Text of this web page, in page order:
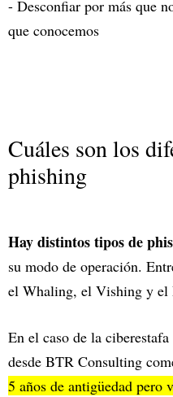
- Desconfiar por más que
que conocemos
Cuáles son los
phishing
Hay distintos tipos de
su modo de operación.
el Whaling, el Vishing y el
En el caso de la
desde BTR Consulting
5 años de antigüedad pero